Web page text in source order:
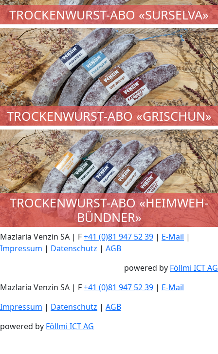
TROCKENWURST-ABO «SURSELVA»
TROCKENWURST-ABO «GRISCHUN»
TROCKENWURST-ABO «HEIMWEH-
BÜNDNER»
Mazlaria Venzin SA | F+41 (0)81 947 52 39 | E-Mail |
Impressum | Datenschutz | AGB
powered by Föllmi ICT AG
Mazlaria Venzin SA | F+41 (0)81 947 52 39 | E-Mail
Impressum | Datenschutz | AGB
powered by Föllmi ICT AG